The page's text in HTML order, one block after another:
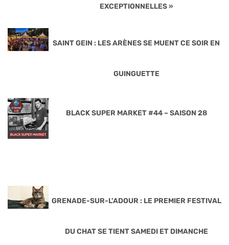
EXCEPTIONNELLES »
SAINT GEIN : LES ARÈNES SE MUENT CE SOIR EN
GUINGUETTE
BLACK SUPER MARKET #44 – SAISON 28
GRENADE-SUR-L’ADOUR : LE PREMIER FESTIVAL
DU CHAT SE TIENT SAMEDI ET DIMANCHE